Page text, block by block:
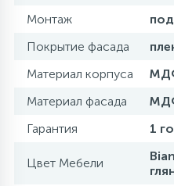
Монтаж
Покрытие фасада
Материал корпуса
Материал фасада
Гарантия
1
Цвет Мебели